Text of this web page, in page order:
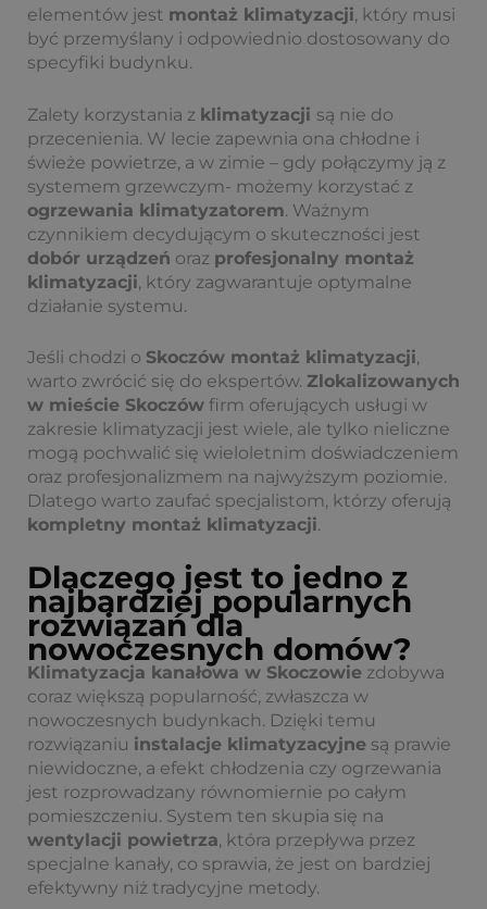
elementów jest montaż klimatyzacji, który musi
być przemyślany i odpowiednio dostosowany do
specyfiki budynku.
Zalety korzystania z klimatyzacji są nie do
przecenienia. W lecie zapewnia ona chłodne i
świeże powietrze, a w zimie – gdy połączymy ją z
systemem grzewczym- możemy korzystać z
ogrzewania klimatyzatorem. Ważnym
czynnikiem decydującym o skuteczności jest
dobór urządzeń oraz profesjonalny montaż
klimatyzacji, który zagwarantuje optymalne
działanie systemu.
Jeśli chodzi o Skoczów montaż klimatyzacji,
warto zwrócić się do ekspertów. Zlokalizowanych
w mieście Skoczów firm oferujących usługi w
zakresie klimatyzacji jest wiele, ale tylko nieliczne
mogą pochwalić się wieloletnim doświadczeniem
oraz profesjonalizmem na najwyższym poziomie.
Dlatego warto zaufać specjalistom, którzy oferują
kompletny montaż klimatyzacji.
Dlaczego jest to jedno z
najbardziej popularnych
rozwiązań dla
nowoczesnych domów?
Klimatyzacja kanałowa w Skoczowie zdobywa
coraz większą popularność, zwłaszcza w
nowoczesnych budynkach. Dzięki temu
rozwiązaniu instalacje klimatyzacyjne są prawie
niewidoczne, a efekt chłodzenia czy ogrzewania
jest rozprowadzany równomiernie po całym
pomieszczeniu. System ten skupia się na
wentylacji powietrza, która przepływa przez
specjalne kanały, co sprawia, że jest on bardziej
efektywny niż tradycyjne metody.